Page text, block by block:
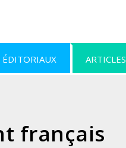
ÉDITORIAUX ARTICLES
français